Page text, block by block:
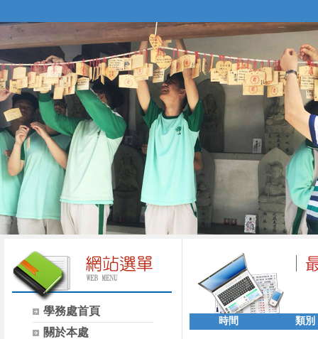
學務處首頁
關於本處
時間 類別